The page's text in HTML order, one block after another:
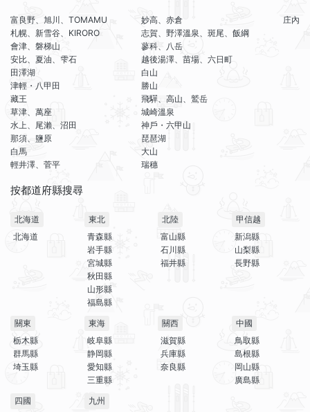
富良野、旭川、TOMAMU
札幌、新雪谷、KIRORO
會津、磐梯山
安比、夏油、雫石
田澤湖
津輕・八甲田
藏王
草津、萬座
水上、尾瀨、沼田
那須、鹽原
白馬
輕井澤、菅平
妙高、赤倉
志賀、野澤溫泉、斑尾、飯綱
蓼科、八岳
越後湯澤、苗場、六日町
白山
勝山
飛驒、高山、鷲岳
城崎溫泉
神戶・六甲山
琵琶湖
大山
瑞穗
庄內
按都道府縣搜尋
北海道
北海道
東北
青森縣
岩手縣
宮城縣
秋田縣
山形縣
福島縣
北陸
富山縣
石川縣
福井縣
甲信越
新潟縣
山梨縣
長野縣
關東
栃木縣
群馬縣
埼玉縣
東海
岐阜縣
静岡縣
愛知縣
三重縣
關西
滋賀縣
兵庫縣
奈良縣
中國
鳥取縣
島根縣
岡山縣
廣島縣
四國
九州